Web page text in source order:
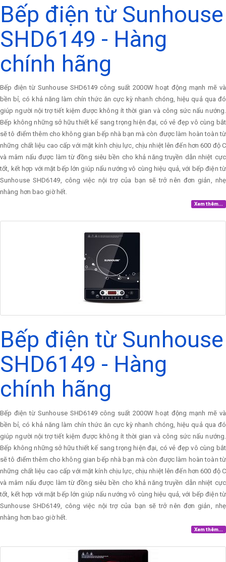
Bếp điện từ Sunhouse
SHD6149 - Hàng
chính hãng
Bếp điện từ Sunhouse SHD6149 công suất 2000W hoạt động mạnh mẽ và
bền bỉ, có khả năng làm chín thức ăn cực kỳ nhanh chóng, hiệu quả qua đó
giúp người nội trợ tiết kiệm được không ít thời gian và công sức nấu nướng.
Bếp không những sở hữu thiết kế sang trọng hiện đại, có vẻ đẹp vô cùng bắt
sẽ tô điểm thêm cho không gian bếp nhà bạn mà còn được làm hoàn toàn từ
những chất liệu cao cấp với mặt kính chịu lực, chịu nhiệt lên đến hơn 600 độ C
và mâm nấu được làm từ đồng siêu bền cho khả năng truyền dẫn nhiệt cực
tốt, kết hợp với mặt bếp lớn giúp nấu nướng vô cùng hiệu quả, với bếp điện từ
Sunhouse SHD6149, công việc nội trợ của bạn sẽ trở nên đơn giản, nhẹ
nhàng hơn bao giờ hết.
Xem thêm...
Bếp điện từ Sunhouse
SHD6149 - Hàng
chính hãng
Bếp điện từ Sunhouse SHD6149 công suất 2000W hoạt động mạnh mẽ và
bền bỉ, có khả năng làm chín thức ăn cực kỳ nhanh chóng, hiệu quả qua đó
giúp người nội trợ tiết kiệm được không ít thời gian và công sức nấu nướng.
Bếp không những sở hữu thiết kế sang trọng hiện đại, có vẻ đẹp vô cùng bắt
sẽ tô điểm thêm cho không gian bếp nhà bạn mà còn được làm hoàn toàn từ
những chất liệu cao cấp với mặt kính chịu lực, chịu nhiệt lên đến hơn 600 độ C
và mâm nấu được làm từ đồng siêu bền cho khả năng truyền dẫn nhiệt cực
tốt, kết hợp với mặt bếp lớn giúp nấu nướng vô cùng hiệu quả, với bếp điện từ
Sunhouse SHD6149, công việc nội trợ của bạn sẽ trở nên đơn giản, nhẹ
nhàng hơn bao giờ hết.
Xem thêm...